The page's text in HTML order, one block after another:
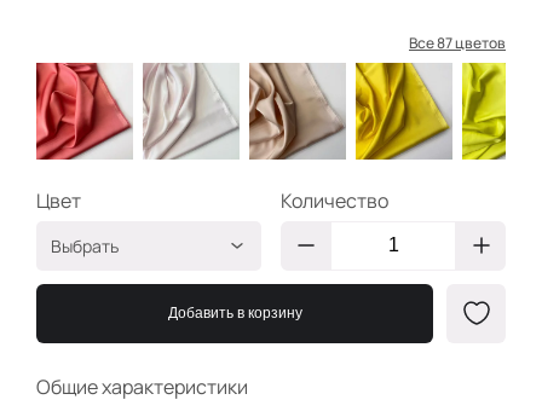
Общие характеристики
Все 87 цветов
Цвет
Выбрать
Коралл
ОП142
Св розовый
ОП102
Желток
Количество
Добавить в корзину